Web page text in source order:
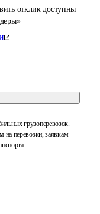
отклик доступны
грузоперевозок.
на перевозки, заявкам